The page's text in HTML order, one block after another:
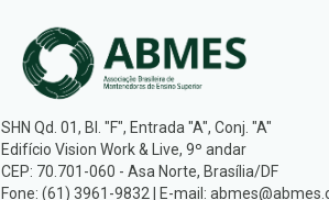
SHN Qd. 01, Bl. "F", Entrada "A", Conj. "A"
Edifício Vision Work & Live, 9º andar
CEP: 70.701-060 - Asa Norte, Brasília/DF
Fone: (61) 3961-9832 | E-mail: